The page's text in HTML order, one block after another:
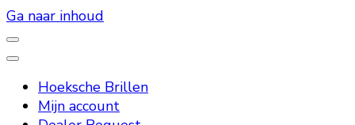
Ga naar inhoud
Hoeksche Brillen
Hoeksche Brillen
Mijn account